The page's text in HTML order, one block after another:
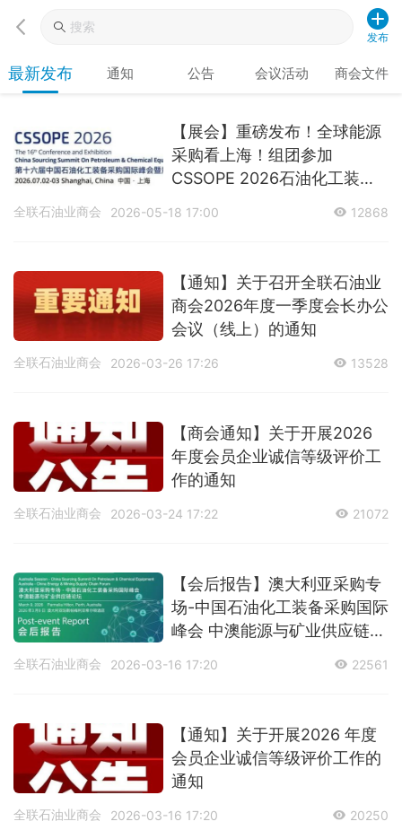
发布
最新发布 通知 公告 会议活动 商会文件
【展会】重磅发布！全球能源
采购看上海！组团参加
CSSOPE 2026石油化工装备
全联石油业商会 2026-05-18 17:00 12868
【通知】关于召开全联石油业
商会2026年度一季度会长办公
会议（线上）的通知
全联石油业商会 2026-03-26 17:26 13528
【商会通知】关于开展2026
年度会员企业诚信等级评价工
作的通知
全联石油业商会 2026-03-24 17:22 21072
【会后报告】澳大利亚采购专
场-中国石油化工装备采购国际
峰会 中澳能源与矿业供应链论
全联石油业商会 2026-03-16 17:20 22561
【通知】关于开展2026 年度
会员企业诚信等级评价工作的
通知
全联石油业商会 2026-03-16 17:20 20250